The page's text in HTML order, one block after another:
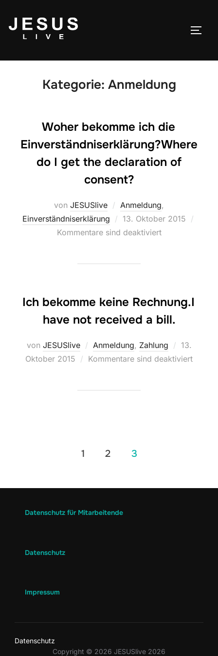
Kategorie: Anmeldung
Woher bekomme ich die
Einverständniserklärung?Where
do I get the declaration of
consent?
von JESUSlive Anmeldung,
Einverständniserklärung
13. Oktober 2015
Kommentare sind deaktiviert
Ich bekomme keine Rechnung.I
have not received a bill.
von JESUSlive Anmeldung, Zahlung
13.
Oktober 2015
Kommentare sind deaktiviert
1 2 3
Datenschutz für Mitarbeitende
Datenschutz
Impressum
Datenschutz
Copyright © 2026 JESUSlive 2026